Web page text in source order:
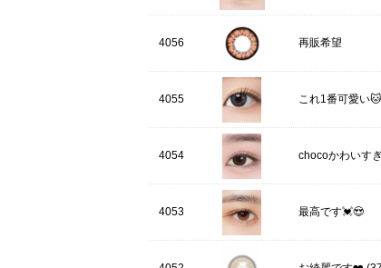
4056 再販希望
4055 これ1番可愛い
4054 chocoかわいす
4053 最高です💓😍